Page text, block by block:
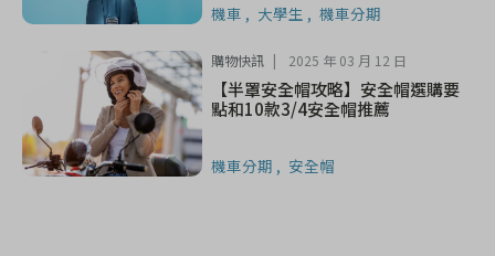
機車 大學生 機車分期
購物快訊 2025 年 03 月 12 日
【半罩安全帽攻略】安全帽選購要
點和10款3/4安全帽推薦
機車分期 安全帽